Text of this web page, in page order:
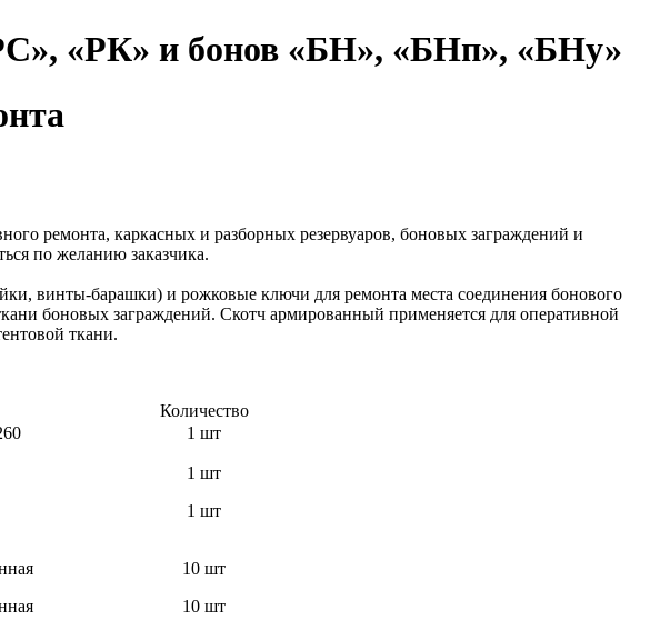
«РК» и бонов «БН», «БНп», «БНу»
ремонта, каркасных и разборных резервуаров, боновых заграждений и
по желанию заказчика.
винты-барашки) и рожковые ключи для ремонта места соединения бонового
боновых заграждений. Скотч армированный применяется для оперативной
ткани.
Количество
1 шт
1 шт
1 шт
10 шт
10 шт